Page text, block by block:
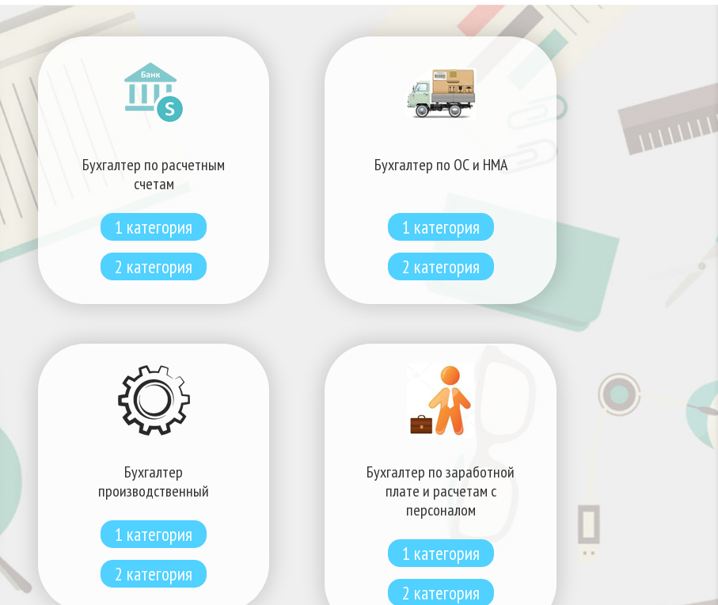
Бухгалтер по расчетным
счетам
1 категория
2 категория
Бухгалтер по ОС и НМА
1 категория
2 категория
Бухгалтер
производственный
1 категория
2 категория
Бухгалтер по заработной
плате и расчетам с
персоналом
1 категория
2 категория